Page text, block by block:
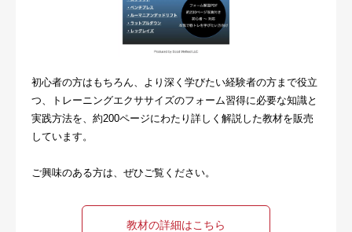
初心者の方はもちろん、より深く学びたい経験者の方まで役立
つ、トレーニングエクササイズのフォーム習得に必要な知識と
実践方法を、約200ページにわたり詳しく解説した教材を販売
しています。
ご興味のある方は、ぜひご覧ください。
教材の詳細はこちら